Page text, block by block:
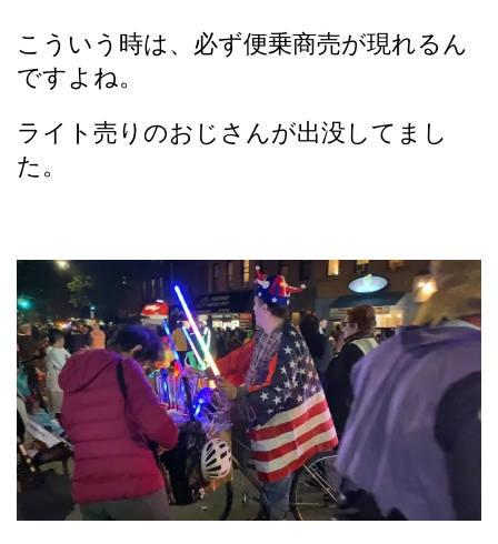
こういう時は、必ず便乗商売が現れるん
ですよね。
ライト売りのおじさんが出没してまし
た。